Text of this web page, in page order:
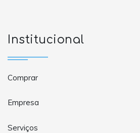
Institucional
Comprar
Empresa
Serviços